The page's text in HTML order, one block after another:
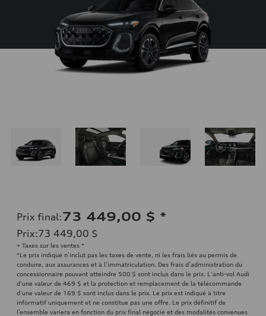
Prix final:73 449,00 $ *
Prix:73 449,00 $
+ Taxes sur les ventes *
*Le prix indiqué n’inclut pas les taxes de vente, ni les frais liés au permis de
conduire, aux assurances et à l’immatriculation. Des frais d’administration du
concessionnaire pouvant atteindre 500 $ sont inclus dans le prix. L'anti-vol Audi
d'une valeur de 469 $ et la protection et remplacement de la télécommande
d'une valeur de 169 $ sont inclus dans le prix. Le prix est indiqué à titre
informatif uniquement et ne constitue pas une offre. Le prix définitif de
l’ensemble variera en fonction du prix final négocié et des modalités convenues